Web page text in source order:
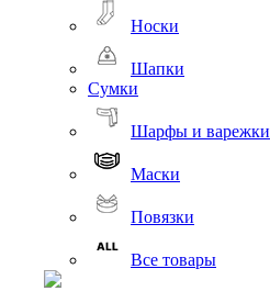
Носки
Шапки
Сумки
Шарфы и варежки
Маски
Повязки
Все товары